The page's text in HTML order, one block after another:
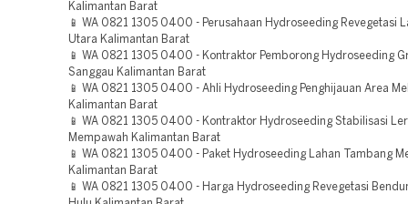
Kalimantan Barat
📱 WA 0821 1305 0400 - Perusahaan Hydroseeding Revegetasi
Utara Kalimantan Barat
📱 WA 0821 1305 0400 - Kontraktor Pemborong Hydroseeding
Sanggau Kalimantan Barat
📱 WA 0821 1305 0400 - Ahli Hydroseeding Penghijauan Area
Kalimantan Barat
📱 WA 0821 1305 0400 - Kontraktor Hydroseeding Stabilisasi
Mempawah Kalimantan Barat
📱 WA 0821 1305 0400 - Paket Hydroseeding Lahan Tambang
Kalimantan Barat
📱 WA 0821 1305 0400 - Harga Hydroseeding Revegetasi